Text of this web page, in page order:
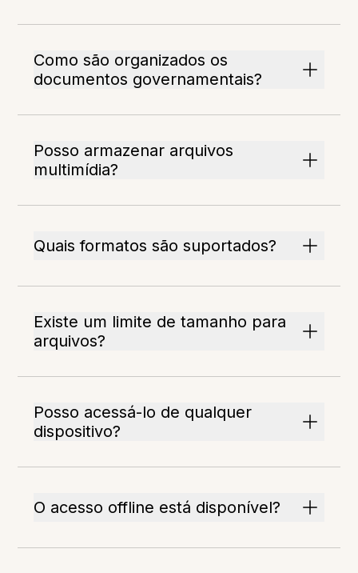
Como são organizados os
documentos governamentais?
Posso armazenar arquivos
multimídia?
Quais formatos são suportados?
Existe um limite de tamanho para
arquivos?
Posso acessá-lo de qualquer
dispositivo?
O acesso offline está disponível?